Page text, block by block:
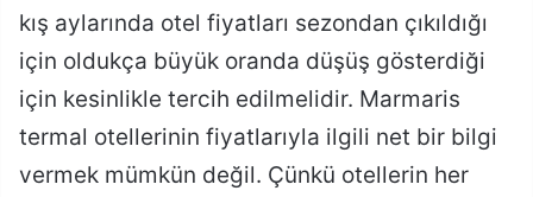
kış aylarında otel fiyatları sezondan çıkıldığı
için oldukça büyük oranda düşüş gösterdiği
için kesinlikle tercih edilmelidir. Marmaris
termal otellerinin fiyatlarıyla ilgili net bir bilgi
vermek mümkün değil. Çünkü otellerin her